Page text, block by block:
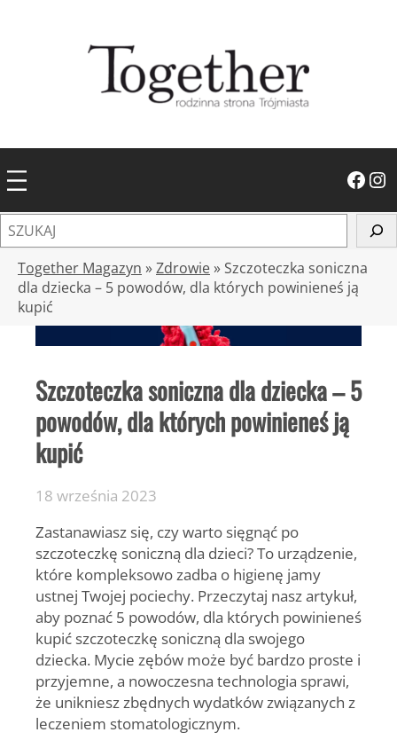
Facebook Instagram
z
Together Magazyn »Zdrowie» Szczoteczka soniczna
dla dziecka – 5 powodów, dla których powinieneś ją
kupić
Szczoteczka soniczna dla dziecka – 5
powodów, dla których powinieneś ją
kupić
18 września 2023
Zastanawiasz się, czy warto sięgnąć po
szczoteczkę soniczną dla dzieci? To urządzenie,
które kompleksowo zadba o higienę jamy
ustnej Twojej pociechy. Przeczytaj nasz artykuł,
aby poznać 5 powodów, dla których powinieneś
kupić szczoteczkę soniczną dla swojego
dziecka. Mycie zębów może być bardzo proste i
przyjemne, a nowoczesna technologia sprawi,
że unikniesz zbędnych wydatków związanych z
leczeniem stomatologicznym.